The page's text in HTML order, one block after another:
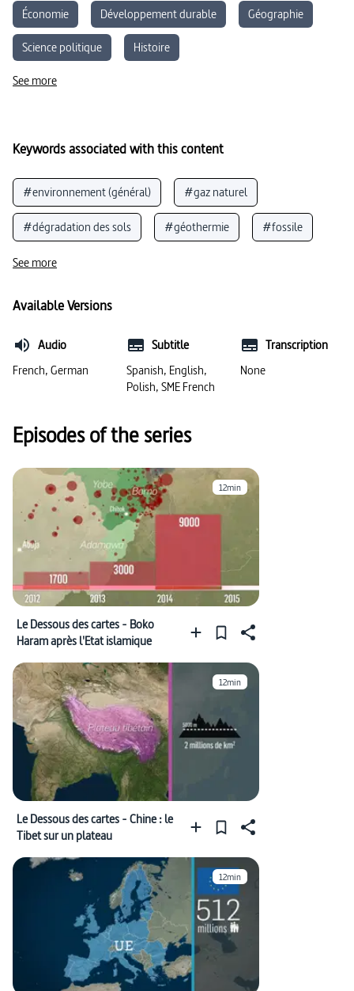
Économie Développement durable
Géographie
Science politique
Histoire
See more
Keywords associated with this content
#environnement (général) #gaz naturel
#dégradation des sols #géothermie #fossile
#dioxyde de carbone
#dégradation de l’environnement
#préservation de l’environnement #pollution
#biocarburants #pétrole
#changements environnementaux
#développement durable
#énergie solaire (environnement)
#extraction des ressources #carte (géographie)
#charbon #pollution des sols
See more
Available Versions
Audio
French, German
Subtitle
Spanish, English,
Polish, SME French
Transcription
None
Episodes of the series
12min
Le Dessous des cartes - Boko
Haram après l'Etat islamique
12min
Le Dessous des cartes - Chine : le
Tibet sur un plateau
12min